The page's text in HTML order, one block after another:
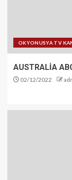
OKYONUSYA TV
AUSTRALİA
02/12/2022